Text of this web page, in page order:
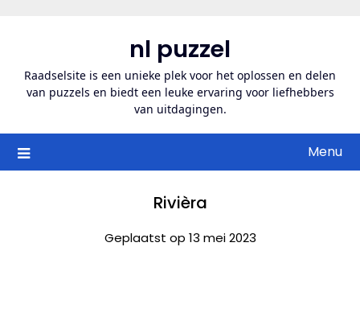
inhoud
nl puzzel
Raadselsite is een unieke plek voor het oplossen en delen
van puzzels en biedt een leuke ervaring voor liefhebbers
van uitdagingen.
Menu
Rivièra
Geplaatst op 13 mei 2023